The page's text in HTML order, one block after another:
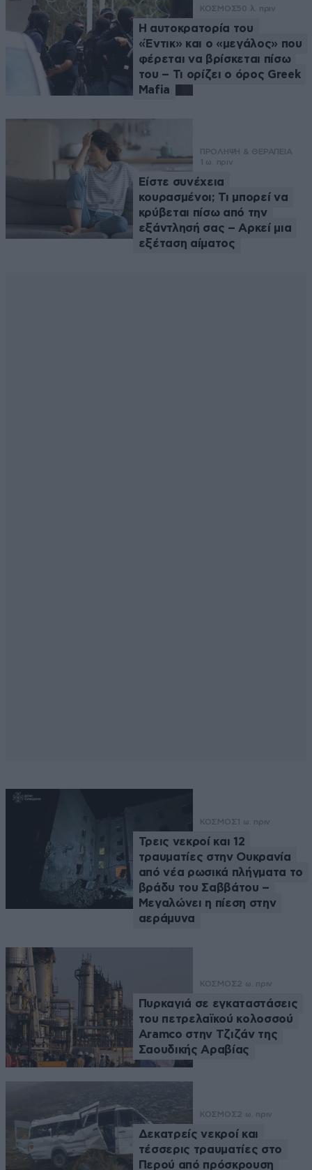
ΚΟΣΜΟΣ50 λ. πριν
Η αυτοκρατορία του
«Έντικ» και ο «μεγάλος» που
φέρεται να βρίσκεται πίσω
του – Τι ορίζει ο όρος Greek
Mafia
ΠΡΟΛΗΨΗ & ΘΕΡΑΠΕΙΑ
1 ω. πριν
Είστε συνέχεια
κουρασμένοι; Τι μπορεί να
κρύβεται πίσω από την
εξάντλησή σας – Αρκεί μια
εξέταση αίματος
ΚΟΣΜΟΣ 1 ω. πριν
Τρεις νεκροί και 12
τραυματίες στην Ουκρανία
από νέα ρωσικά πλήγματα το
βράδυ του Σαββάτου –
Μεγαλώνει η πίεση στην
αεράμυνα
ΚΟΣΜΟΣ2 ω. πριν
Πυρκαγιά σε εγκαταστάσεις
του πετρελαϊκού κολοσσού
Aramco στην Τζιζάν της
Σαουδικής Αραβίας
ΚΟΣΜΟΣ2 ω. πριν
Δεκατρείς νεκροί και
τέσσερις τραυματίες στο
Περού από πρόσκρουση